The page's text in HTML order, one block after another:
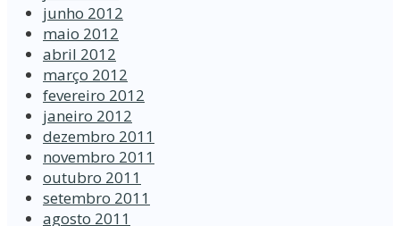
junho 2012
maio 2012
abril 2012
março 2012
fevereiro 2012
janeiro 2012
dezembro 2011
novembro 2011
outubro 2011
setembro 2011
agosto 2011